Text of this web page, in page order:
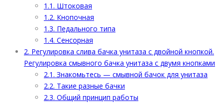
1.1. Штоковая
1.2. Кнопочная
1.3. Педального типа
1.4. Сенсорная
2. Регулировка слива бачка унитаза с двойной кнопкой.
Регулировка смывного бачка унитаза с двумя кнопками
2.1. Знакомьтесь — смывной бачок для унитаза
2.2. Такие разные бачки
2.3. Общий принцип работы